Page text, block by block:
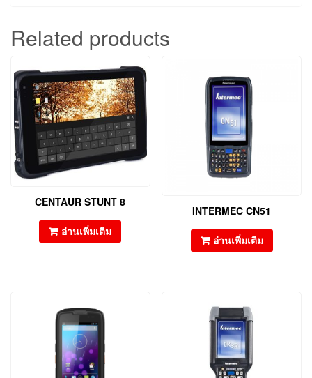
Related products
CENTAUR STUNT 8
อ่านเพิ่มเติม
INTERMEC CN51
อ่านเพิ่มเติม